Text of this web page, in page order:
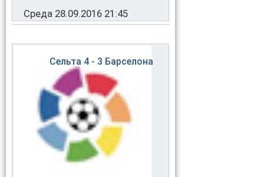
Среда 28.09.2016 21:45
Сельта 4 - 3 Барселона